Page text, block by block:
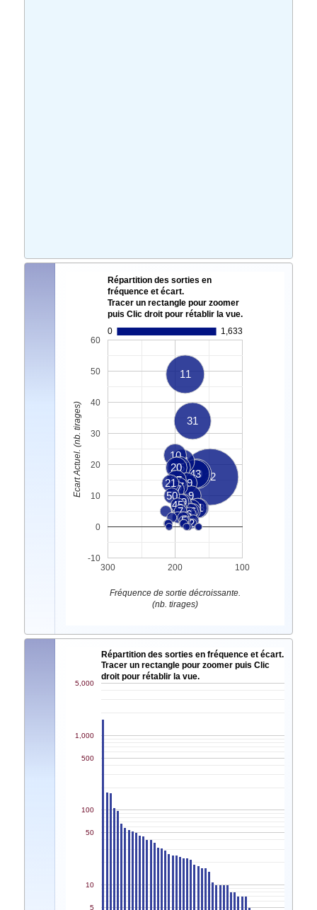
Répartition des sorties en
fréquence et écart.
Tracer un rectangle pour zoomer
puis Clic droit pour rétablir la vue.
0
1,633
22
11
31
40
43
14
10
35
20
39
9
33
37
41
27
8
17
21
13
24
32
36
38
49
50
6
15
26
45
7
1
4
2
3
5
300 200 100
-10
0
10
20
30
40
50
60
Fréquence de sortie décroissante.
(nb. tirages)
Ecart Actuel. (nb. tirages)
Répartition des sorties en fréquence et écart.
Tracer un rectangle pour zoomer puis Clic
droit pour rétablir la vue.
5
10
50
100
500
1,000
5,000